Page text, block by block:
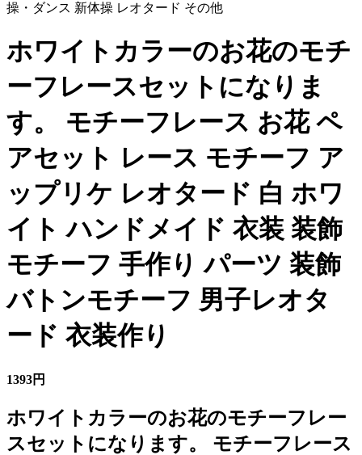
操・ダンス 新体操 レオタード その他
ホワイトカラーのお花のモチ
ーフレースセットになりま
す。 モチーフレース お花 ペ
アセット レース モチーフ ア
ップリケ レオタード 白 ホワ
イト ハンドメイド 衣装 装飾
モチーフ 手作り パーツ 装飾
バトンモチーフ 男子レオタ
ード 衣装作り
1393円
ホワイトカラーのお花のモチーフレー
スセットになります。 モチーフレース